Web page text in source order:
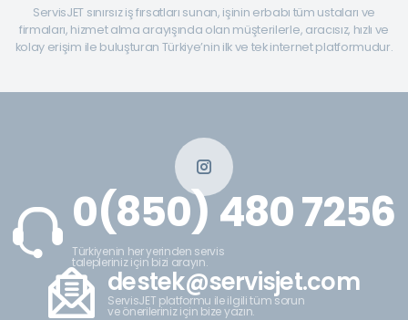
ServisJET sınırsız iş fırsatları sunan, işinin erbabı tüm ustaları ve
firmaları, hizmet alma arayışında olan müşterilerle, aracısız, hızlı ve
kolay erişim ile buluşturan Türkiye’nin ilk ve tek internet platformudur.
0(850) 480 7256
Türkiyenin her yerinden servis
talepleriniz için bizi arayın.
destek@servisjet.com
ServisJET platformu ile ilgili tüm sorun
ve önerileriniz için bize yazın.